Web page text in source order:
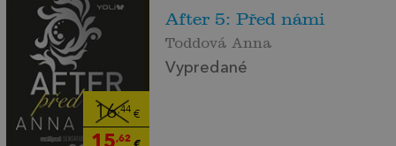
16,44€
15,62
After 5: Před námi
Toddová Anna
Vypredané